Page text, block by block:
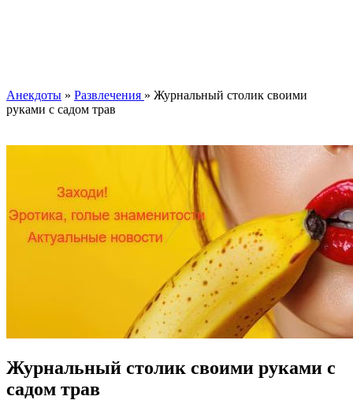
Анекдоты » Развлечения » Журнальный столик своими
руками с садом трав
Журнальный столик своими руками с
садом трав